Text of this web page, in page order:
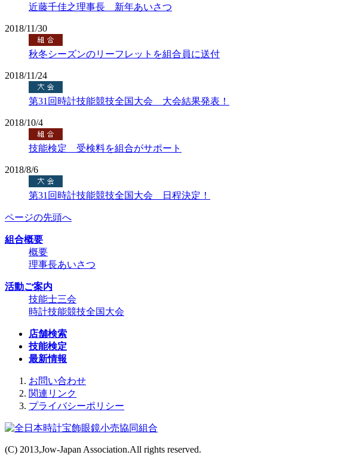
近藤千佳之理事長 新年あいさつ
2018/11/30
秋冬シーズンのリーフレットを組合員に送付
2018/11/24
第31回時計技能競技全国大会 大会結果発表！
2018/10/4
技能検定 受検料を組合がサポート
2018/8/6
第31回時計技能競技全国大会 日程決定！
ページの先頭へ
組合概要
概要
理事長あいさつ
活動ご案内
技能士三会
時計技能競技全国大会
店舗検索
技能検定
最新情報
お問い合わせ
関連リンク
プライバシーポリシー
(C) 2013,Jow-Japan Association.All rights reserved.